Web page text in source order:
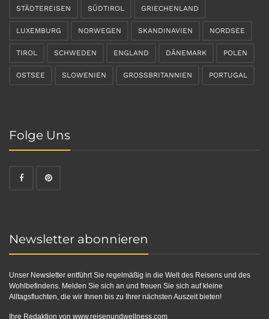
STÄDTEREISEN SÜDTIROL GRIECHENLAND
LUXEMBURG NORWEGEN SKANDINAVIEN NORDSEE
TIROL SCHWEDEN ENGLAND DÄNEMARK POLEN
OSTSEE SLOWENIEN GROSSBRITANNIEN PORTUGAL
Folge Uns
Newsletter abonnieren
Unser Newsletter entführt Sie regelmäßig in die Welt des Reisens und des
Wohlbefindens. Melden Sie sich an und freuen Sie sich auf kleine
Alltagsfluchten, die wir Ihnen bis zu Ihrer nächsten Auszeit bieten!
Ihre Redaktion von www.reisenundwellness.com